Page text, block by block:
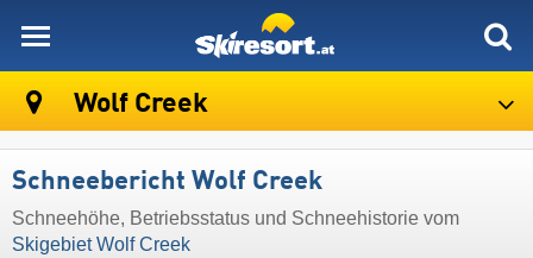
Wolf Creek
Schneebericht Wolf Creek
Schneehöhe, Betriebsstatus und Schneehistorie vom
Skigebiet Wolf Creek